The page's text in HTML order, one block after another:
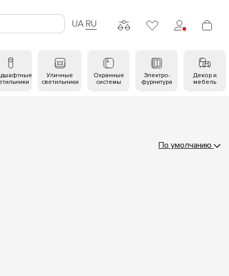
UA RU
Уличные
светильники
Охранные
системы
Электро-
фурнитура
Декор и
мебель
По умолчанию